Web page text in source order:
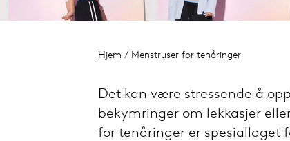
Hjem / Menstruser for tenåringer
Det kan være stressende å
bekymringer om lekkasjer
for tenåringer er spesiallaget